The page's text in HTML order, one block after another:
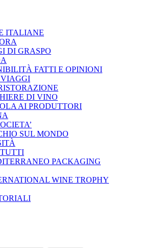
ITALIANE
DI GRASPO
FATTI E OPINIONI
DI VINO
AI PRODUTTORI
SUL MONDO
PACKAGING
WINE TROPHY